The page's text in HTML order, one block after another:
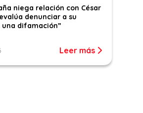
niega relación con César
denunciar a su
una difamación”
Leer más